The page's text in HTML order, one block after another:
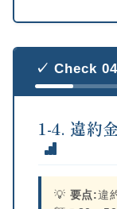
✓ Check 04
1-4. 違約
💡 要点:違